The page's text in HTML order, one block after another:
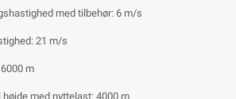
med tilbehør: 6 m/s
21 m/s
m
med nyttelast: 4000 m